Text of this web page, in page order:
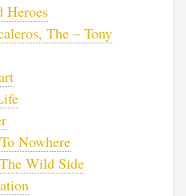
Heroes
The – Tony
Nowhere
Wild Side